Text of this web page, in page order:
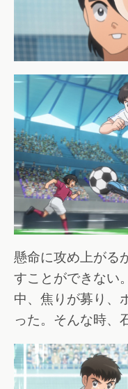
懸命に攻め上がる
すことができない
中、焦りが募り、
った。そんな時、